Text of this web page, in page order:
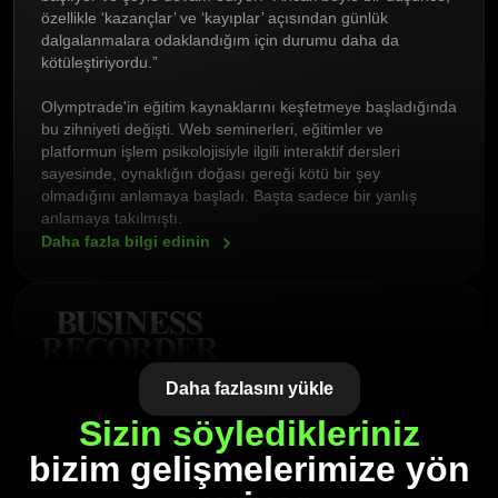
özellikle ‘kazançlar’ ve ‘kayıplar’ açısından günlük
dalgalanmalara odaklandığım için durumu daha da
kötüleştiriyordu.”
Olymptrade'in eğitim kaynaklarını keşfetmeye başladığında
bu zihniyeti değişti. Web seminerleri, eğitimler ve
platformun işlem psikolojisiyle ilgili interaktif dersleri
sayesinde, oynaklığın doğası gereği kötü bir şey
olmadığını anlamaya başladı. Başta sadece bir yanlış
anlamaya takılmıştı.
Daha fazla bilgi edinin
Olymptrade, dünya çapında 100 milyondan fazla
kullanıcıya sahip bir işlem platformudur. Birçok kişi bunu
finansal bağımsızlığın, risk yönetiminin ve işlem disiplininin
anahtarı olarak görüyor.
Daha fazla bilgiedinin
Daha fazlasını yükle
Sizin söyledikleriniz
bizim gelişmelerimize yön